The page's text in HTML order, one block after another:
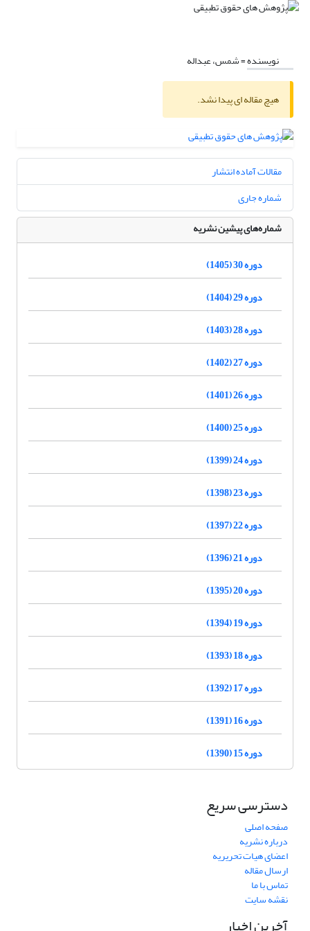
نویسنده =شمس، عبداله
هیچ مقاله ای پیدا نشد.
مقالات آماده انتشار
شماره جاری
شماره‌های پیشین نشریه
دوره 30 (1405)
دوره 29 (1404)
دوره 28 (1403)
دوره 27 (1402)
دوره 26 (1401)
دوره 25 (1400)
دوره 24 (1399)
دوره 23 (1398)
دوره 22 (1397)
دوره 21 (1396)
دوره 20 (1395)
دوره 19 (1394)
دوره 18 (1393)
دوره 17 (1392)
دوره 16 (1391)
دوره 15 (1390)
دسترسی سریع
صفحه اصلی
درباره نشریه
اعضای هیات تحریریه
ارسال مقاله
تماس با ما
نقشه سایت